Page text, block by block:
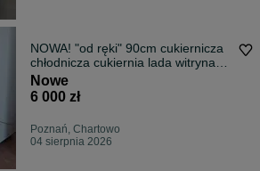
NOWA! "od ręki" 90cm cukiernicza
chłodnicza cukiernia lada witryna
DOSTAWA cały kraj na ciasta
lodówka cena BRUTTO
Nowe
6 000 zł
Poznań, Chartowo
04 sierpnia 2026